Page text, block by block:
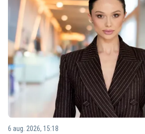
6 aug. 2026, 15:18